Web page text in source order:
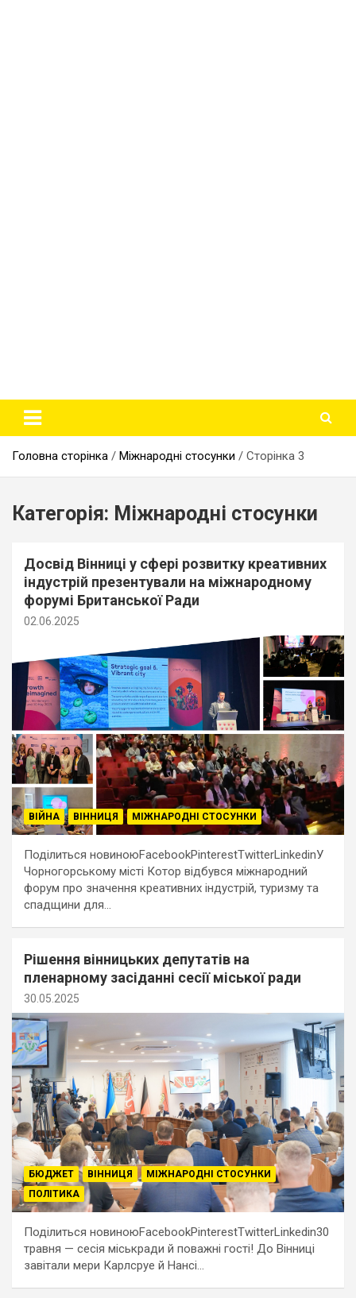
Головна сторінка Міжнародні стосунки Сторінка 3
Категорія: Міжнародні стосунки
Досвід Вінниці у сфері розвитку креативних
індустрій презентували на міжнародному
форумі Британської Ради
02.06.2025
ВІЙНА ВІННИЦЯ МІЖНАРОДНІ СТОСУНКИ
Поділиться новиноюFacebookPinterestTwitterLinkedinУ
Чорногорському місті Котор відбувся міжнародний
форум про значення креативних індустрій, туризму та
спадщини для…
Рішення вінницьких депутатів на
пленарному засіданні сесії міської ради
30.05.2025
БЮДЖЕТ ВІННИЦЯ
МІЖНАРОДНІ СТОСУНКИ
ПОЛІТИКА
Поділиться новиноюFacebookPinterestTwitterLinkedin30
травня — сесія міськради й поважні гості! До Вінниці
завітали мери Карлсруе й Нансі…